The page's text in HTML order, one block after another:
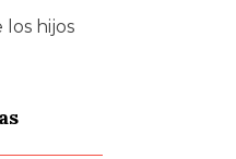
los hijos